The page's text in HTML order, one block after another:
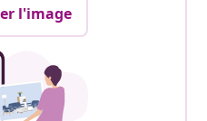
l'image